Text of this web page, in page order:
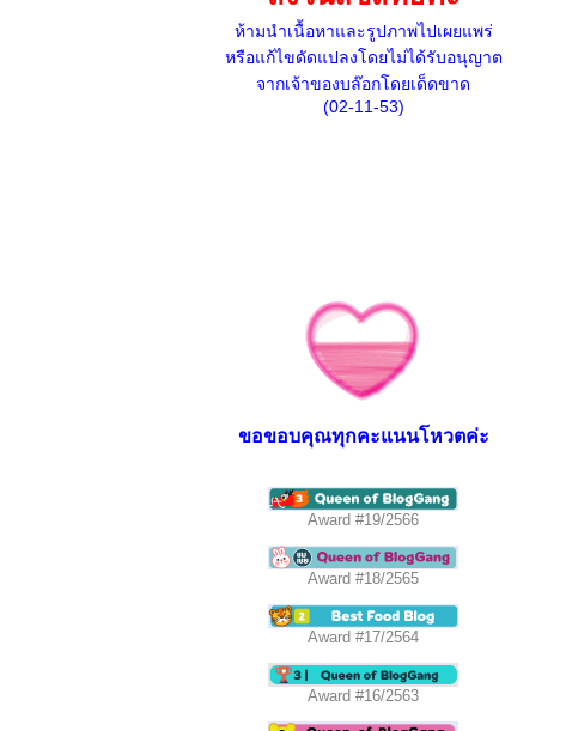
ห้ามนำเนื้อหาและรูปภาพไปเผยแพร่
หรือแก้ไขดัดแปลงโดยไม่ได้รับอนุญาต
จากเจ้าของบล๊อกโดยเด็ดขาด
(02-11-53)
ขอขอบคุณทุกคะแนนโหวตค่ะ
Award #19/2566
Award #18/2565
Award #17/2564
Award #16/2563